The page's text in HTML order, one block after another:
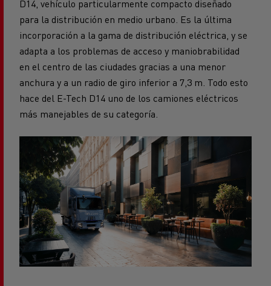
para la distribución en medio urbano. Es la última
incorporación a la gama de distribución eléctrica, y se
adapta a los problemas de acceso y maniobrabilidad
en el centro de las ciudades gracias a una menor
anchura y a un radio de giro inferior a 7,3 m. Todo esto
hace del E-Tech D14 uno de los camiones eléctricos
más manejables de su categoría.